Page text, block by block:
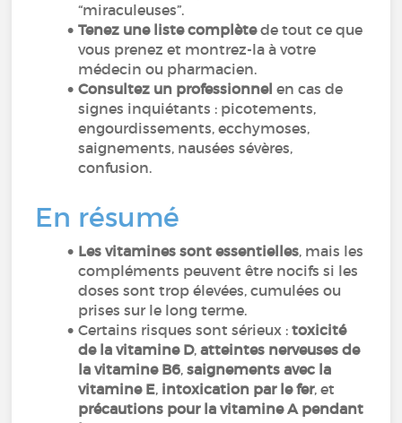
“miraculeuses”.
Tenez une liste complètede tout ce que
vous prenez et montrez-la à votre
médecin ou pharmacien.
Consultez un professionnel en cas de
signes inquiétants : picotements,
engourdissements, ecchymoses,
saignements, nausées sévères,
confusion.
En résumé
Les vitamines sont essentielles, mais les
compléments peuvent être nocifs si les
doses sont trop élevées, cumulées ou
prises sur le long terme.
Certains risques sont sérieux :toxicité
de la vitamine D,atteintes nerveuses de
la vitamine B6,saignements avec la
vitamine E, intoxication par le fer, et
précautions pour la vitamine A pendant